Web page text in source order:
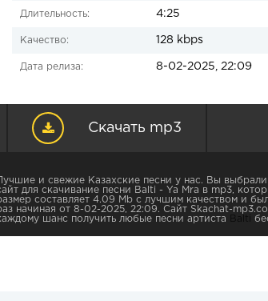
Длительность: 4:25
Качество: 128 kbps
Дата релиза: 8-02-2025, 22:09
Скачать mp3
и свежие Казахские песни у нас. Вы выбрали
для скачивание песни Balti - Ya Mra в mp3,
составляет 4.09 Mb с лучшим качеством и
начиная от 8-02-2025, 22:09. Сайт Skachat-
шанс получить любые песни артиста
Balti